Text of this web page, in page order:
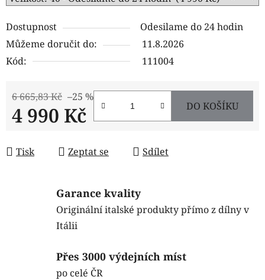
Dostupnost
Odesilame do 24 hodin
Můžeme doručit do:
11.8.2026
Kód:
111004
6 665,83 Kč –25 %
4 990 Kč DO KOŠÍKU
Tisk Zeptat se Sdílet
Garance kvality
Originální italské produkty přímo z dílny v
Itálii
Přes 3000 výdejních míst
po celé ČR